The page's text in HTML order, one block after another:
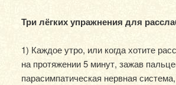
Три лёгких упражнения для
1) Каждое утро, или когда хотите
на протяжении 5 минут, зажав
парасимпатическая нервная